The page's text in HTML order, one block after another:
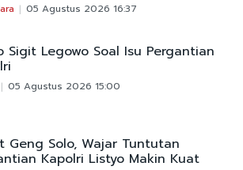
05 Agustus 2026 16:37
Sigit Legowo Soal Isu Pergantian
05 Agustus 2026 15:00
Geng Solo, Wajar Tuntutan
Kapolri Listyo Makin Kuat